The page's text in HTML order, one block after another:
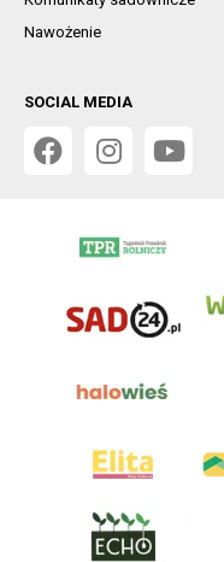
Nawożenie
SOCIAL MEDIA